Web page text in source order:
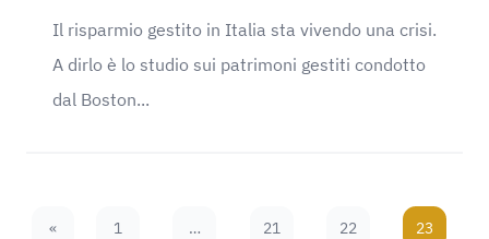
Il risparmio gestito in Italia sta vivendo una crisi.
A dirlo è lo studio sui patrimoni gestiti condotto
dal Boston...
« 1 … 21 22 23